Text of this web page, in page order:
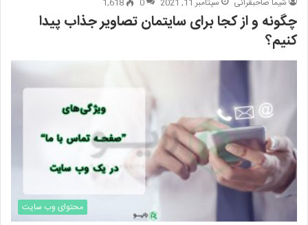
شیما صاحبقرانی سپتامبر 11, 2021 0
1,618
چگونه و از کجا برای سایتمان تصاویر جذاب پیدا
کنیم؟
محتوای وب سایت